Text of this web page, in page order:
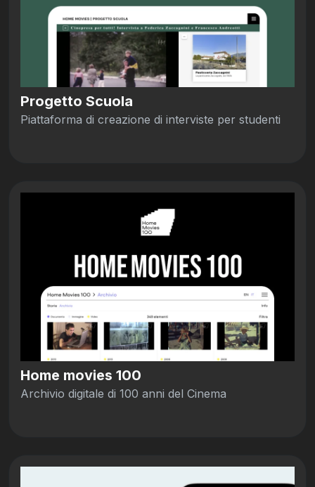
Progetto Scuola
Piattaforma di creazione di interviste per studenti
Home movies 100
Archivio digitale di 100 anni del Cinema